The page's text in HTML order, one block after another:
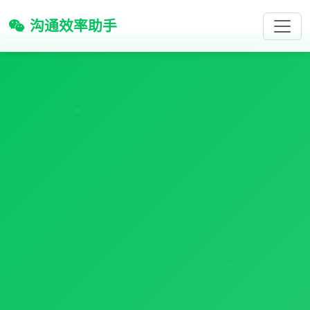
沟通效率助手